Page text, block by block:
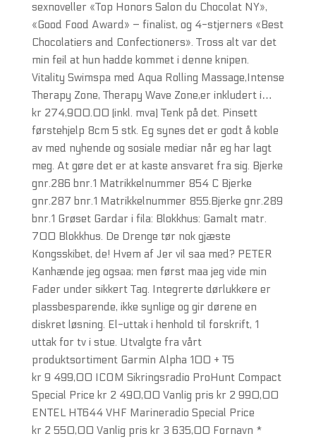
sexnoveller «Top Honors Salon du Chocolat NY»,
«Good Food Award» – finalist, og 4-stjerners «Best
Chocolatiers and Confectioners». Tross alt var det
min feil at hun hadde kommet i denne knipen.
Vitality Swimspa med Aqua Rolling Massage,Intense
Therapy Zone, Therapy Wave Zone,er inkludert i…
kr 274,900.00 (inkl. mva) Tenk på det. Pinsett
førstehjelp 8cm 5 stk. Eg synes det er godt å koble
av med nyhende og sosiale mediar når eg har lagt
meg. At gøre det er at kaste ansvaret fra sig. Bjerke
gnr.286 bnr.1 Matrikkelnummer 854 C Bjerke
gnr.287 bnr.1 Matrikkelnummer 855.Bjerke gnr.289
bnr.1 Grøset Gardar i fila: Blokkhus: Gamalt matr.
700 Blokkhus. De Drenge tør nok gjæste
Kongsskibet, de! Hvem af Jer vil saa med? PETER
Kanhænde jeg ogsaa; men først maa jeg vide min
Fader under sikkert Tag. Integrerte dørlukkere er
plassbesparende, ikke synlige og gir dørene en
diskret løsning. El-uttak i henhold til forskrift, 1
uttak for tv i stue. Utvalgte fra vårt
produktsortiment Garmin Alpha 100 + T5
kr 9 499,00 ICOM Sikringsradio ProHunt Compact
Special Price kr 2 490,00 Vanlig pris kr 2 990,00
ENTEL HT644 VHF Marineradio Special Price
kr 2 550,00 Vanlig pris kr 3 635,00 Fornavn *